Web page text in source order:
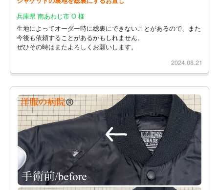
兵庫県 南あわじ市 O 様
生地によってオーダー時に総裏にできないことがあるので、また
今後も依頼することがあるかもしれません。
ぜひその時はまたよろしくお願いします。
2024.08.21